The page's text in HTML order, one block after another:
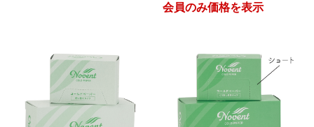
会員のみ価格を表示